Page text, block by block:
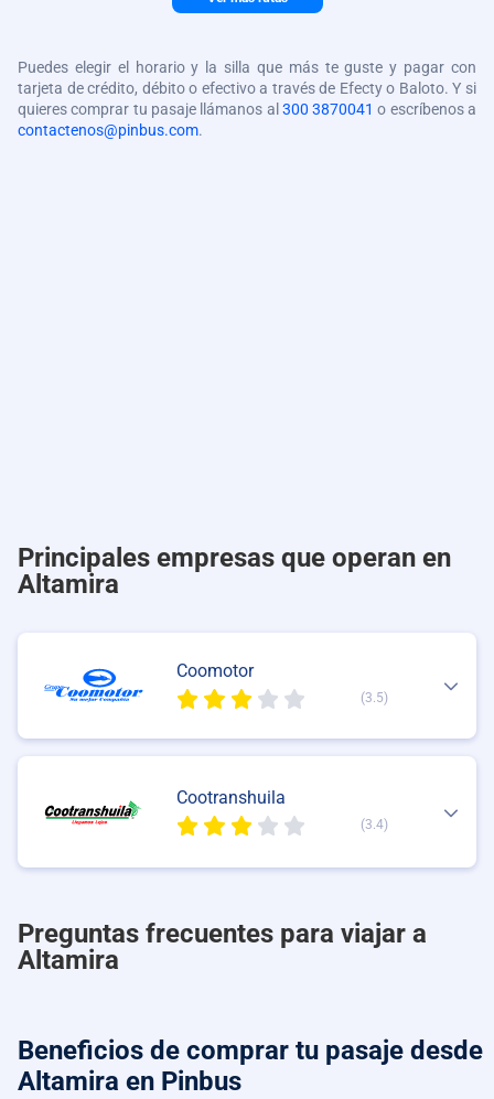
Puedes elegir el horario y la silla que más te guste y pagar con
tarjeta de crédito, débito o efectivo a través de Efecty o Baloto. Y si
quieres comprar tu pasaje llámanos al 300 3870041 o escríbenos a
contactenos@pinbus.com.
Principales empresas que operan en
Altamira
Coomotor
(3.5)
Cootranshuila
(3.4)
Preguntas frecuentes para viajar a
Altamira
Beneficios de comprar tu pasaje desde
Altamira en Pinbus